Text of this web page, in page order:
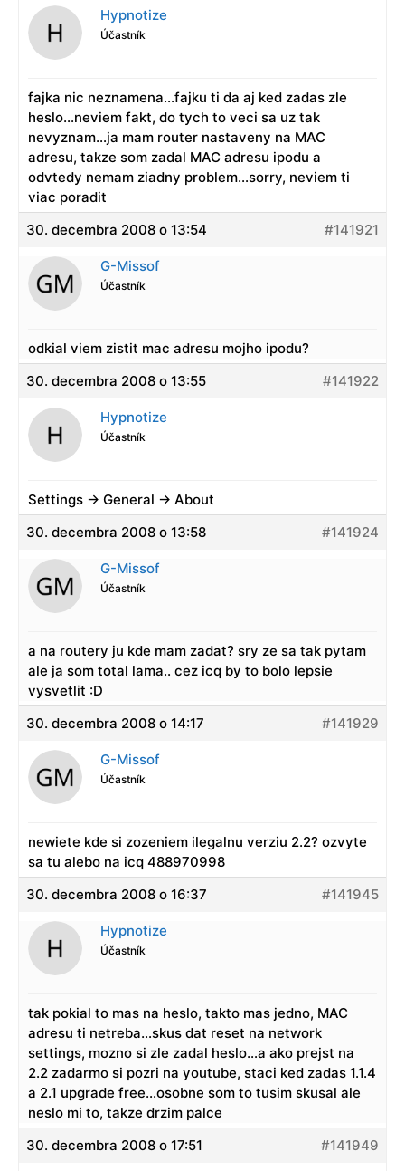
Hypnotize
Účastník
fajka nic neznamena…fajku ti da aj ked zadas zle
heslo…neviem fakt, do tych to veci sa uz tak
nevyznam…ja mam router nastaveny na MAC
adresu, takze som zadal MAC adresu ipodu a
odvtedy nemam ziadny problem…sorry, neviem ti
viac poradit
30. decembra 2008 o 13:54
#141921
G-Missof
Účastník
odkial viem zistit mac adresu mojho ipodu?
30. decembra 2008 o 13:55
#141922
Hypnotize
Účastník
Settings -> General -> About
30. decembra 2008 o 13:58
#141924
G-Missof
Účastník
a na routery ju kde mam zadat? sry ze sa tak pytam
ale ja som total lama.. cez icq by to bolo lepsie
vysvetlit :D
30. decembra 2008 o 14:17
#141929
G-Missof
Účastník
newiete kde si zozeniem ilegalnu verziu 2.2? ozvyte
sa tu alebo na icq 488970998
30. decembra 2008 o 16:37
#141945
Hypnotize
Účastník
tak pokial to mas na heslo, takto mas jedno, MAC
adresu ti netreba…skus dat reset na network
settings, mozno si zle zadal heslo…a ako prejst na
2.2 zadarmo si pozri na youtube, staci ked zadas 1.1.4
a 2.1 upgrade free…osobne som to tusim skusal ale
neslo mi to, takze drzim palce
30. decembra 2008 o 17:51
#141949